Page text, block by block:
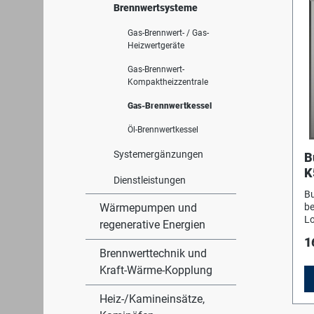
Brennwertsysteme
Gas-Brennwert- / Gas-
Heizwertgeräte
Gas-Brennwert-
Kompaktheizzentrale
Gas-Brennwertkessel
Öl-Brennwertkessel
Systemergänzungen
Dienstleistungen
Wärmepumpen und
regenerative Energien
Brennwerttechnik und
Kraft-Wärme-Kopplung
Heiz-/Kamineinsätze,